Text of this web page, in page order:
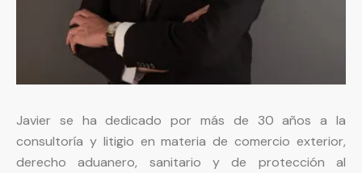
Javier se ha dedicado por más de 30 años a la
consultoría y litigio en materia de comercio exterior,
derecho aduanero, sanitario y de protección al